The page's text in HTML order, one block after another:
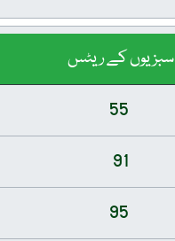
سبزیوں کے ریٹس
55
91
95